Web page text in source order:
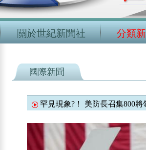
關於世紀新聞社 分類
國際新聞
罕見現象?！ 美防長召集800將